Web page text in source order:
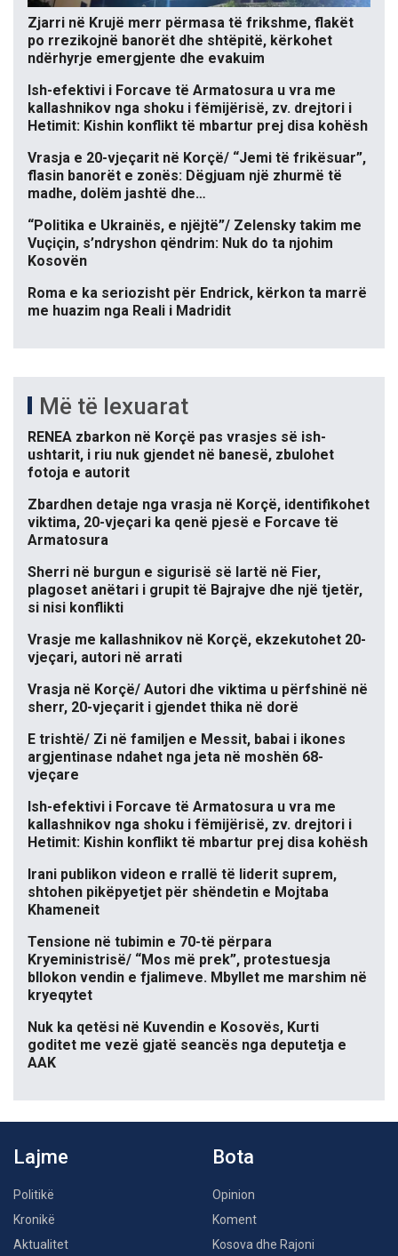
Zjarri në Krujë merr përmasa të frikshme, flakët
po rrezikojnë banorët dhe shtëpitë, kërkohet
ndërhyrje emergjente dhe evakuim
Ish-efektivi i Forcave të Armatosura u vra me
kallashnikov nga shoku i fëmijërisë, zv. drejtori i
Hetimit: Kishin konflikt të mbartur prej disa kohësh
Vrasja e 20-vjeçarit në Korçë/ “Jemi të frikësuar”,
flasin banorët e zonës: Dëgjuam një zhurmë të
madhe, dolëm jashtë dhe…
“Politika e Ukrainës, e njëjtë”/ Zelensky takim me
Vuçiçin, s’ndryshon qëndrim: Nuk do ta njohim
Kosovën
Roma e ka seriozisht për Endrick, kërkon ta marrë
me huazim nga Reali i Madridit
Më të lexuarat
RENEA zbarkon në Korçë pas vrasjes së ish-
ushtarit, i riu nuk gjendet në banesë, zbulohet
fotoja e autorit
Zbardhen detaje nga vrasja në Korçë, identifikohet
viktima, 20-vjeçari ka qenë pjesë e Forcave të
Armatosura
Sherri në burgun e sigurisë së lartë në Fier,
plagoset anëtari i grupit të Bajrajve dhe një tjetër,
si nisi konflikti
Vrasje me kallashnikov në Korçë, ekzekutohet 20-
vjeçari, autori në arrati
Vrasja në Korçë/ Autori dhe viktima u përfshinë në
sherr, 20-vjeçarit i gjendet thika në dorë
E trishtë/ Zi në familjen e Messit, babai i ikones
argjentinase ndahet nga jeta në moshën 68-
vjeçare
Ish-efektivi i Forcave të Armatosura u vra me
kallashnikov nga shoku i fëmijërisë, zv. drejtori i
Hetimit: Kishin konflikt të mbartur prej disa kohësh
Irani publikon videon e rrallë të liderit suprem,
shtohen pikëpyetjet për shëndetin e Mojtaba
Khameneit
Tensione në tubimin e 70-të përpara
Kryeministrisë/ “Mos më prek”, protestuesja
bllokon vendin e fjalimeve. Mbyllet me marshim në
kryeqytet
Nuk ka qetësi në Kuvendin e Kosovës, Kurti
goditet me vezë gjatë seancës nga deputetja e
AAK
Lajme
Politikë
Kronikë
Aktualitet
Bota
Opinion
Koment
Kosova dhe Rajoni